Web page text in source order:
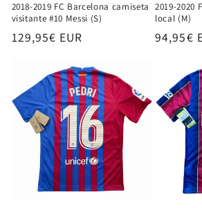
2018-2019 FC Barcelona camiseta
visitante #10 Messi (S)
Precio
129,95€ EUR
2019-2020
local (M)
Precio
94,95€